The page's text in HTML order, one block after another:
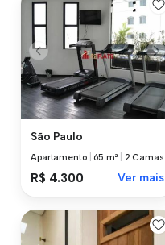
São Paulo
Apartamento 65 m² 2 Camas
R$ 4.300 Ver mais